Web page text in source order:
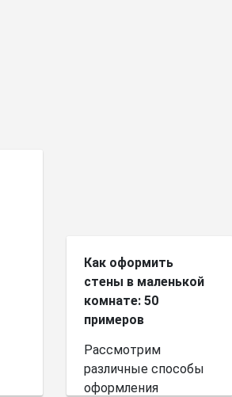
Как оформить
стены в маленькой
комнате: 50
примеров
Рассмотрим
различные способы
оформления